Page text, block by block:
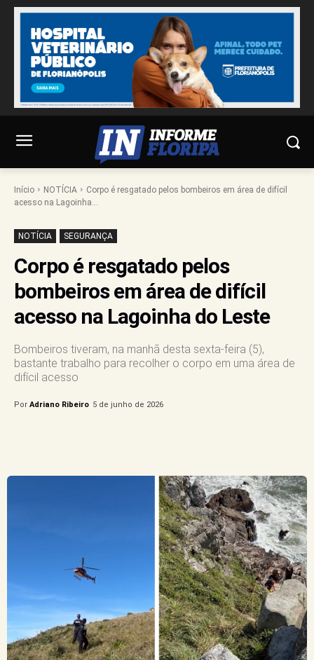
Início NOTÍCIA
Corpo é resgatado pelos bombeiros em área de difícil
acesso na Lagoinha...
NOTÍCIA SEGURANÇA
Corpo é resgatado pelos
bombeiros em área de difícil
acesso na Lagoinha do Leste
Bombeiros tiveram, na manhã desta sexta-feira (5),
bastante trabalho para recolher o corpo em uma área de
difícil acesso
Por Adriano Ribeiro 5 de junho de 2026